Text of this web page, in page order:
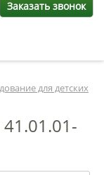
Заказать звонок
для детских